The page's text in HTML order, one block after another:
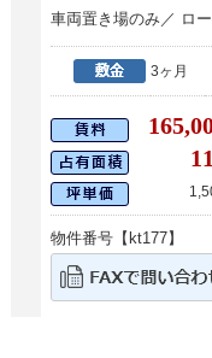
車両置き場のみ／
3ヶ月
物件番号【kt177】